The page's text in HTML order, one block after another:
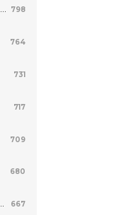
798
764
731
717
709
680
667